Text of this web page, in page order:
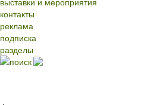
контакты
реклама
подписка
разделы
поиск